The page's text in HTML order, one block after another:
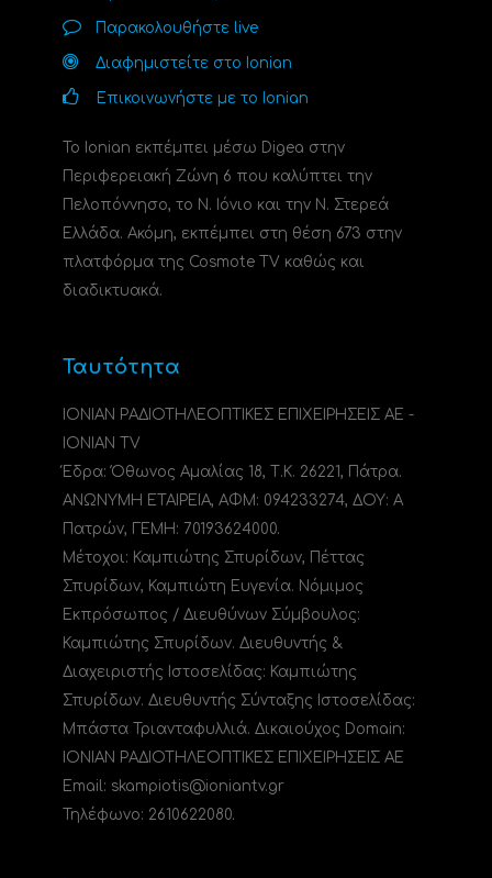
Παρακολουθήστε live
Διαφημιστείτε στο Ionian
Επικοινωνήστε με το Ionian
Το Ionian εκπέμπει μέσω Digea στην
Περιφερειακή Ζώνη 6 που καλύπτει την
Πελοπόννησο, το N. Ιόνιο και την Ν. Στερεά
Ελλάδα. Ακόμη, εκπέμπει στη θέση 673 στην
πλατφόρμα της Cosmote TV καθώς και
διαδικτυακά.
Ταυτότητα
ΙΟΝΙΑΝ ΡΑΔΙΟΤΗΛΕΟΠΤΙΚΕΣ ΕΠΙΧΕΙΡΗΣΕΙΣ ΑΕ -
IONIAN TV
Έδρα: Όθωνος Αμαλίας 18, Τ.Κ. 26221, Πάτρα.
ΑΝΩΝΥΜΗ ΕΤΑΙΡΕΙΑ, ΑΦΜ: 094233274, ΔΟΥ: A
Πατρών, ΓΕΜΗ: 70193624000.
Μέτοχοι: Καμπιώτης Σπυρίδων, Πέττας
Σπυρίδων, Καμπιώτη Ευγενία. Νόμιμος
Εκπρόσωπος / Διευθύνων Σύμβουλος:
Καμπιώτης Σπυρίδων. Διευθυντής &
Διαχειριστής Ιστοσελίδας: Καμπιώτης
Σπυρίδων. Διευθυντής Σύνταξης Ιστοσελίδας:
Μπάστα Τριανταφυλλιά. Δικαιούχος Domain:
ΙΟΝΙΑΝ ΡΑΔΙΟΤΗΛΕΟΠΤΙΚΕΣ ΕΠΙΧΕΙΡΗΣΕΙΣ ΑΕ
Email: skampiotis@ioniantv.gr
Τηλέφωνο: 2610622080.